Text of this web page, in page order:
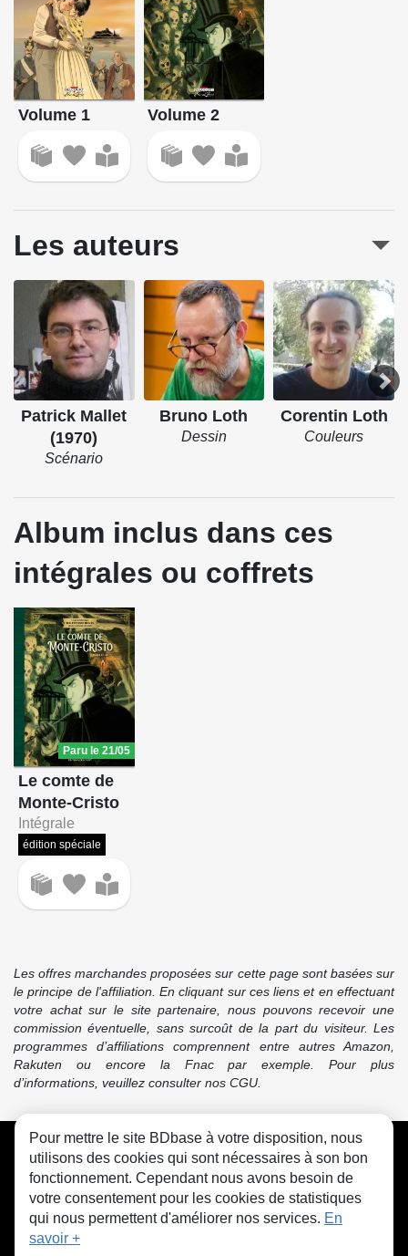
Volume 1 Volume 2
Les auteurs
Patrick Mallet
(1970)
Scénario
Bruno Loth
Dessin
Corentin Loth
Couleurs
Album inclus dans ces
intégrales ou coffrets
Paru le 21/05
Le comte de
Monte-Cristo
Intégrale
édition spéciale
Les offres marchandes proposées sur cette page sont basées sur
le principe de l'affiliation. En cliquant sur ces liens et en effectuant
votre achat sur le site partenaire, nous pouvons recevoir une
commission éventuelle, sans surcoût de la part du visiteur. Les
programmes d’affiliations comprennent entre autres Amazon,
Rakuten ou encore la Fnac par exemple. Pour plus
d’informations, veuillez consulter nos CGU.
CGU FAQ Contact Cookies
Pour mettre le site BDbase à votre disposition, nous
utilisons des cookies qui sont nécessaires à son bon
fonctionnement. Cependant nous avons besoin de
votre consentement pour les cookies de statistiques
qui nous permettent d'améliorer nos services. En
savoir +